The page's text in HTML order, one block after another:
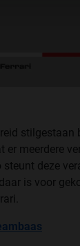
meerdere
deze
is voor